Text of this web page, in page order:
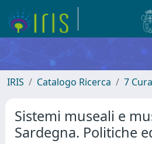
IRIS Catalogo Ricerca 7
Sistemi museali e
Sardegna. Politiche